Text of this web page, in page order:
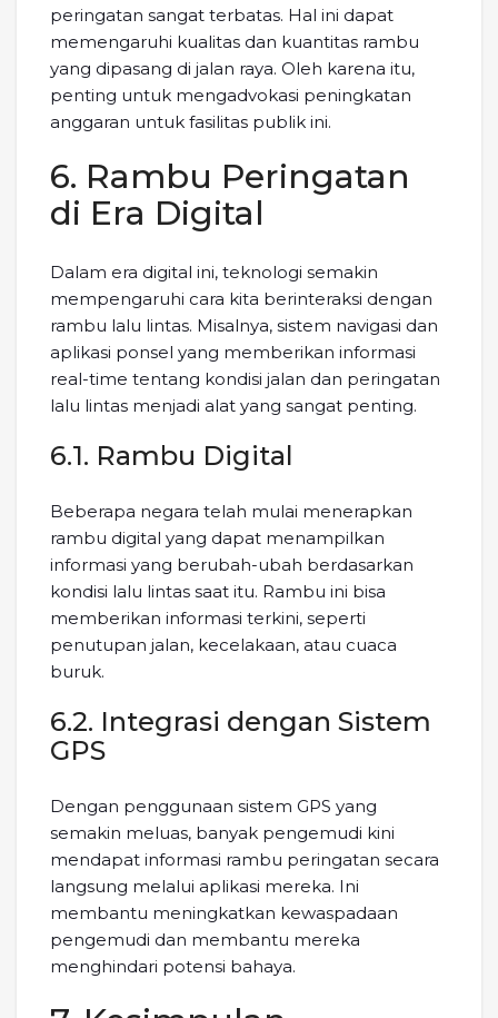
peringatan sangat terbatas. Hal ini dapat
memengaruhi kualitas dan kuantitas rambu
yang dipasang di jalan raya. Oleh karena itu,
penting untuk mengadvokasi peningkatan
anggaran untuk fasilitas publik ini.
6. Rambu Peringatan
di Era Digital
Dalam era digital ini, teknologi semakin
mempengaruhi cara kita berinteraksi dengan
rambu lalu lintas. Misalnya, sistem navigasi dan
aplikasi ponsel yang memberikan informasi
real-time tentang kondisi jalan dan peringatan
lalu lintas menjadi alat yang sangat penting.
6.1. Rambu Digital
Beberapa negara telah mulai menerapkan
rambu digital yang dapat menampilkan
informasi yang berubah-ubah berdasarkan
kondisi lalu lintas saat itu. Rambu ini bisa
memberikan informasi terkini, seperti
penutupan jalan, kecelakaan, atau cuaca
buruk.
6.2. Integrasi dengan Sistem
GPS
Dengan penggunaan sistem GPS yang
semakin meluas, banyak pengemudi kini
mendapat informasi rambu peringatan secara
langsung melalui aplikasi mereka. Ini
membantu meningkatkan kewaspadaan
pengemudi dan membantu mereka
menghindari potensi bahaya.